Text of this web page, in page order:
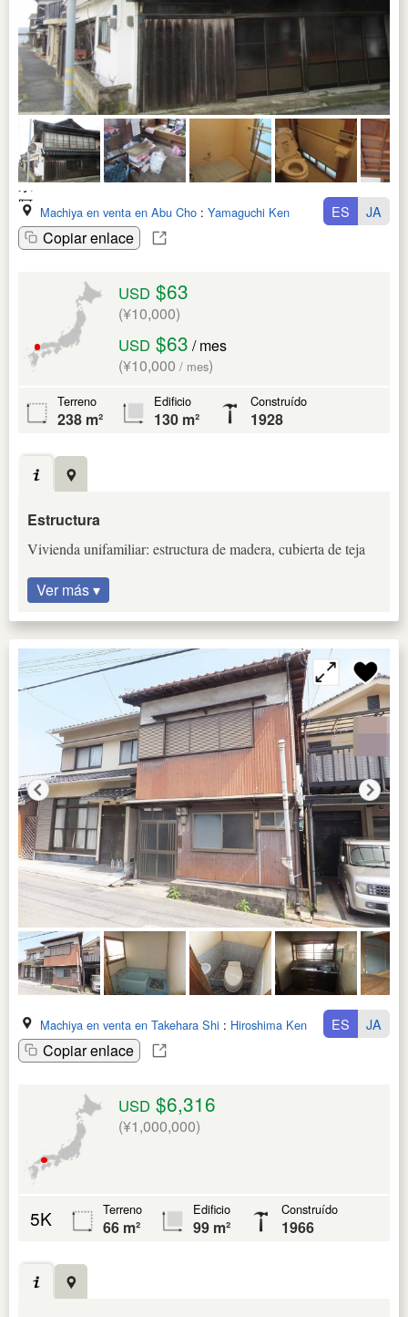
Machiya en venta en Abu Cho : Yamaguchi Ken
Copiar enlace
ES JA
USD $63
(¥10,000)
USD $63 / mes
(¥10,000 / mes)
Terreno
238 m²
Edificio
130 m²
Construído
1928
Estructura
Vivienda unifamiliar: estructura de madera, cubierta de teja
Ver más ▾
Machiya en venta en Takehara Shi : Hiroshima Ken
Copiar enlace
ES JA
USD $6,316
(¥1,000,000)
5K Terreno
66 m²
Edificio
99 m²
Construído
1966